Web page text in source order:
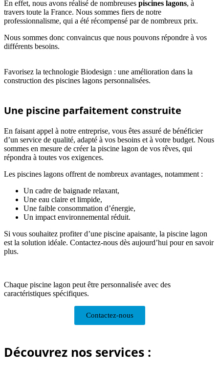
En effet, nous avons réalisé de nombreuses piscines lagons, à
travers toute la France. Nous sommes fiers de notre
professionnalisme, qui a été récompensé par de nombreux prix.
Nous sommes donc convaincus que nous pouvons répondre à vos
différents besoins.
Favorisez la technologie Biodesign : une amélioration dans la
construction des piscines lagons personnalisées.
Une piscine parfaitement construite
En faisant appel à notre entreprise, vous êtes assuré de bénéficier
d’un service de qualité, adapté à vos besoins et à votre budget. Nous
sommes en mesure de créer la piscine lagon de vos rêves, qui
répondra à toutes vos exigences.
Les piscines lagons offrent de nombreux avantages, notamment :
Un cadre de baignade relaxant,
Une eau claire et limpide,
Une faible consommation d’énergie,
Un impact environnemental réduit.
Si vous souhaitez profiter d’une piscine apaisante, la piscine lagon
est la solution idéale. Contactez-nous dès aujourd’hui pour en savoir
plus.
Chaque piscine lagon peut être personnalisée avec des
caractéristiques spécifiques.
Contactez-nous
Découvrez nos services :